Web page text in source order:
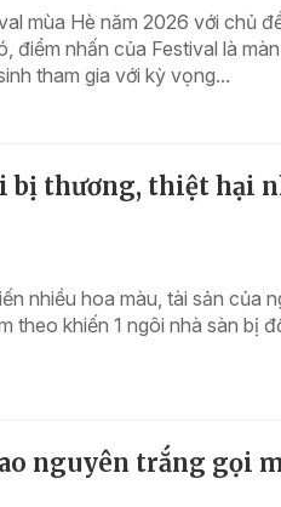
mùa Hè năm 2026 với chủ
điểm nhấn của Festival là
tham gia với kỳ vọng...
bị thương, thiệt hại
nhiều hoa màu, tài sản của
theo khiến 1 ngôi nhà sàn bị
nguyên trắng gọi